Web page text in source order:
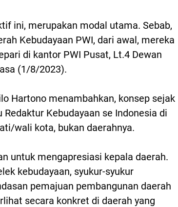
ini, merupakan modal utama. Sebab,
Kebudayaan PWI, dari awal, mereka
di kantor PWI Pusat, Lt.4 Dewan
(1/8/2023).
Hartono menambahkan, konsep sejak
Kebudayaan se Indonesia di
wali kota, bukan daerahnya.
untuk mengapresiasi kepala daerah.
kebudayaan, syukur-syukur
pemajuan pembangunan daerah
secara konkret di daerah yang